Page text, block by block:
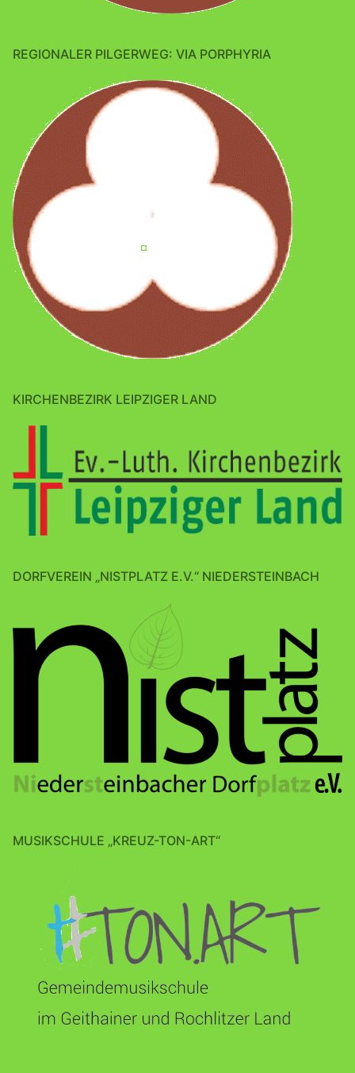
REGIONALER PILGERWEG: VIA PORPHYRIA
KIRCHENBEZIRK LEIPZIGER LAND
DORFVEREIN „NISTPLATZ E.V.“ NIEDERSTEINBACH
MUSIKSCHULE „KREUZ-TON-ART“